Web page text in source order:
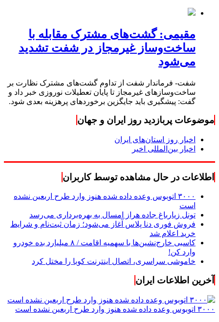
مقیمی: گشت‌های مشترک مقابله با
ساخت‌وساز غیرمجاز در شفت تشدید
می‌شود
شفت- فرماندار شفت از تداوم گشت‌های مشترک نظارت بر
ساخت‌وسازهای غیرمجاز تا پایان تعطیلات نوروزی خبر داد و
گفت: پیشگیری باید جایگزین برخوردهای پرهزینه بعدی شود.
موضوعات پربازدید روز ایران و جهان
اخبار روز استان‌های ایران
اخبار بین‌المللی اخیر
اطلاعات در حال مشاهده توسط کاربران
۳۰۰۰ اتوبوس وعده داده شده هنوز وارد طرح اربعین نشده
است
تونل زیارباغ جاده هراز امسال به بهره‌برداری می‌رسد
فروش فوری دنا پلاس آغاز می‌شود؛ زمان ثبت‌نام و شرایط
خرید اعلام شد
کاسبی خارج‌نشین‌ها با سهمیه اقامت / ۸ میلیارد بده خودرو
وارد کن!
خاموشی سراسری، اتصال اینترنت کوبا را مختل کرد
آخرین اطلاعات ایران
۳۰۰۰ اتوبوس وعده داده شده هنوز وارد طرح اربعین نشده است